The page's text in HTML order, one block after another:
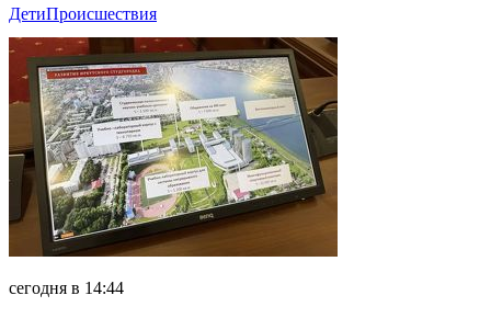
ДетиПроисшествия
сегодня в 14:44